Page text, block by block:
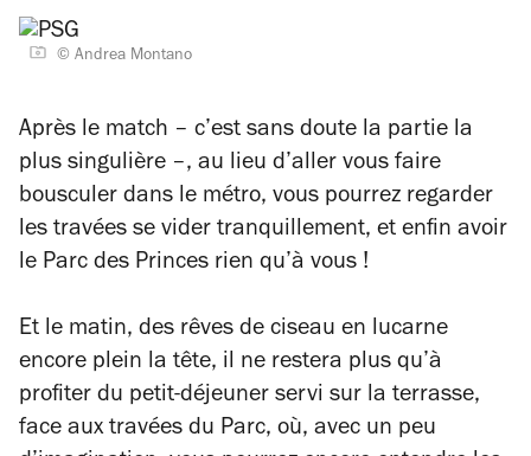
© Andrea Montano
Après le match – c’est sans doute la partie la
plus singulière –, au lieu d’aller vous faire
bousculer dans le métro, vous pourrez regarder
les travées se vider tranquillement, et enfin avoir
le Parc des Princes rien qu’à vous !
Et le matin, des rêves de ciseau en lucarne
encore plein la tête, il ne restera plus qu’à
profiter du petit-déjeuner servi sur la terrasse,
face aux travées du Parc, où, avec un peu